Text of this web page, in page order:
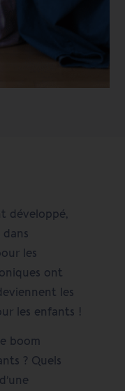
développé,
dans
les
ont
les
les enfants !
boom
? Quels